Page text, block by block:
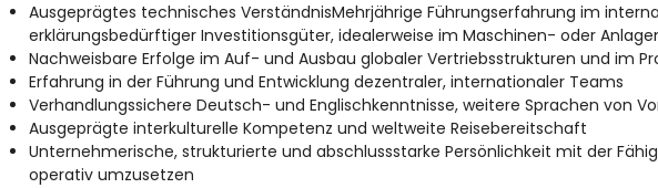
Ausgeprägtes technisches VerständnisMehrjährige Führungserfahrung im
erklärungsbedürftiger Investitionsgüter, idealerweise im Maschinen- oder
Nachweisbare Erfolge im Auf- und Ausbau globaler Vertriebsstrukturen und im
Erfahrung in der Führung und Entwicklung dezentraler, internationaler Teams
Verhandlungssichere Deutsch- und Englischkenntnisse, weitere Sprachen von
Ausgeprägte interkulturelle Kompetenz und weltweite Reisebereitschaft
Unternehmerische, strukturierte und abschlussstarke Persönlichkeit mit der
operativ umzusetzen